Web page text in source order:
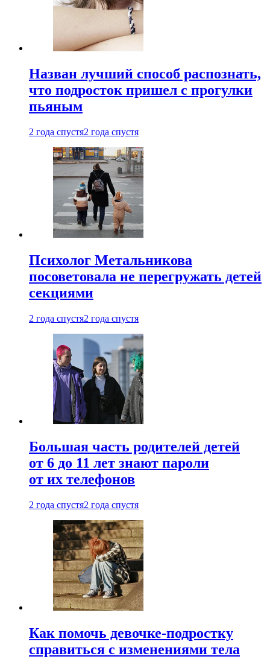
Назван лучший способ распознать,
что подросток пришел с прогулки
пьяным
2 года спустя2 года спустя
Психолог Метальникова
посоветовала не перегружать детей
секциями
2 года спустя2 года спустя
Большая часть родителей детей
от 6 до 11 лет знают пароли
от их телефонов
2 года спустя2 года спустя
Как помочь девочке-подростку
справиться с изменениями тела